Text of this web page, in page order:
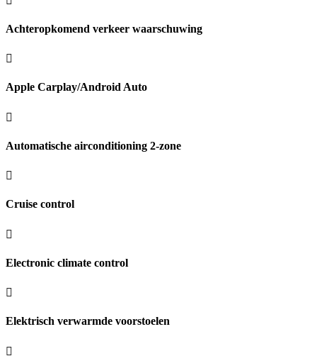
Achteropkomend verkeer waarschuwing
Apple Carplay/Android Auto
Automatische airconditioning 2-zone
Cruise control
Electronic climate control
Elektrisch verwarmde voorstoelen